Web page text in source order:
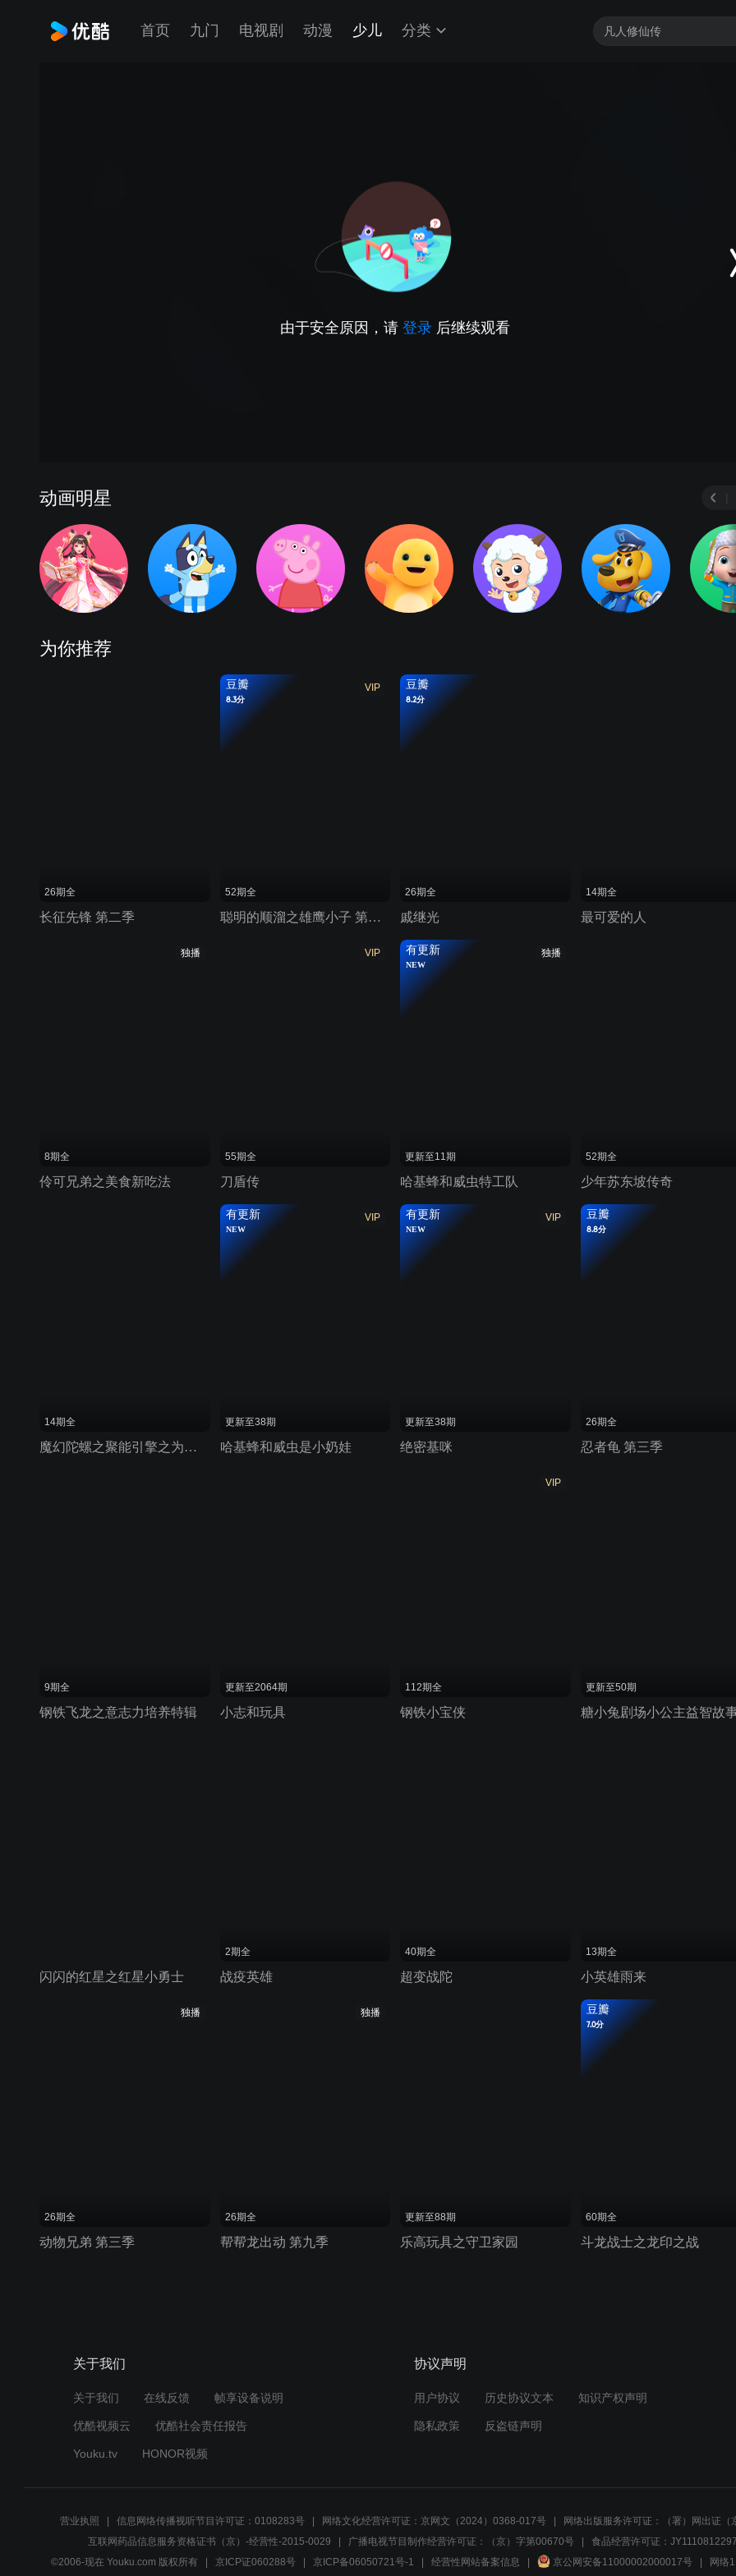
首页 九门 电视剧 动漫 少儿 分类
由于安全原因，请 登录 后继续观看
动画明星
为你推荐
26期全
长征先锋 第二季
VIP
豆瓣
8.3分
52期全
聪明的顺溜之雄鹰小子 第一季
豆瓣
8.2分
26期全
戚继光
14期全
最可爱的人
独播
8期全
伶可兄弟之美食新吃法
VIP
55期全
刀盾传
独播
有更新
NEW
更新至11期
哈基蜂和威虫特工队
52期全
少年苏东坡传奇
14期全
魔幻陀螺之聚能引擎之为了梦想而战特辑
VIP
有更新
NEW
更新至38期
哈基蜂和威虫是小奶娃
VIP
有更新
NEW
更新至38期
绝密基咪
豆瓣
8.8分
26期全
忍者龟 第三季
9期全
钢铁飞龙之意志力培养特辑
更新至2064期
小志和玩具
VIP
112期全
钢铁小宝侠
更新至50期
糖小兔剧场小公主益智故
闪闪的红星之红星小勇士
2期全
战疫英雄
40期全
超变战陀
13期全
小英雄雨来
独播
26期全
动物兄弟 第三季
独播
26期全
帮帮龙出动 第九季
更新至88期
乐高玩具之守卫家园
豆瓣
7.0分
60期全
斗龙战士之龙印之战
关于我们
关于我们 在线反馈 帧享设备说明
优酷视频云 优酷社会责任报告
Youku.tv HONOR视频
协议声明
用户协议 历史协议文本 知识产权声明
隐私政策 反盗链声明
营业执照 信息网络传播视听节目许可证：0108283号 网络文化经营许可证：京网文（2024）0368-017号
网络出版服务许可证：（署）网出证（
互联网药品信息服务资格证书（京）-经营性-2015-0029
广播电视节目制作经营许可证：（京）字第00670号
食品经营许可证：
©2006-现在 Youku.com 版权所有
京ICP证060288号 京ICP备06050721号-1 经营性网站备案信息 京公网安备11000002000017号 网络